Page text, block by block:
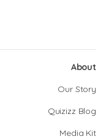
About
Our Story
Quizizz Blog
Media Kit